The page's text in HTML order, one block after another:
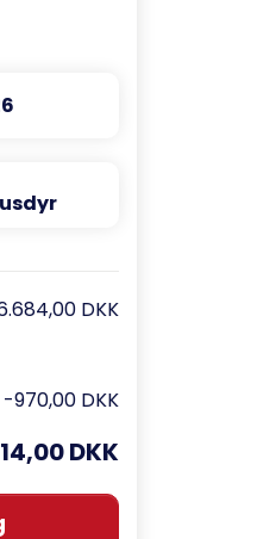
DKK
-970,00 DKK
DKK